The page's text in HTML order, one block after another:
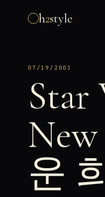
h2style
07/19/2003
Star
운